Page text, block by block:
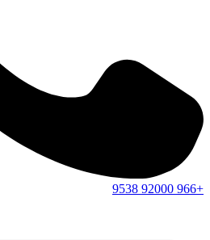
+966
92000
9538